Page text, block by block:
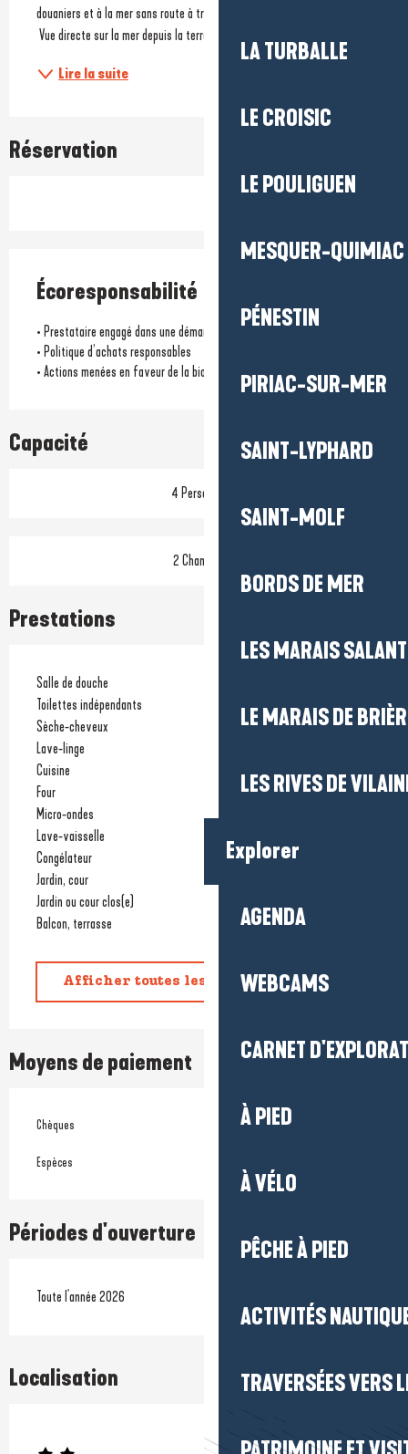
LA TURBALLE
LE CROISIC
LE POULIGUEN
MESQUER-QUIMIAC
PÉNESTIN
PIRIAC-SUR-MER
SAINT-LYPHARD
SAINT-MOLF
BORDS DE MER
LES MARAIS
LE MARAIS DE
LES RIVES DE
Explorer
AGENDA
WEBCAMS
CARNET
À PIED
À VÉLO
PÊCHE À PIED
ACTIVITÉS
TRAVERSÉES VERS
douaniers et à la mer sans route à traverser.
Vue directe sur la mer depuis la terrasse et proche de la...
Lire la suite
Réservation
Écoresponsabilité
• Prestataire engagé dans une démarche écoresponsable
• Politique d’achats responsables
• Actions menées en faveur de la biodiversité locale
Capacité
4 Personne(s)
2 Chambre(s)
Prestations
Salle de douche
Toilettes indépendants
Sèche-cheveux
Lave-linge
Cuisine
Four
Micro-ondes
Lave-vaisselle
Congélateur
Jardin, cour
Jardin ou cour clos(e)
Balcon, terrasse
Afficher toutes les prestations
Moyens de paiement
Chèques
Espèces
Périodes d'ouverture
Toute l'année 2026
Localisation
Prestataire engagé dans une démarche écoresponsable